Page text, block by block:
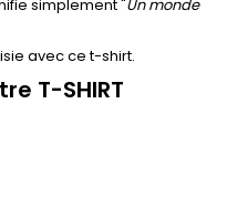
simplement "Un monde
avec ce t-shirt.
T-SHIRT